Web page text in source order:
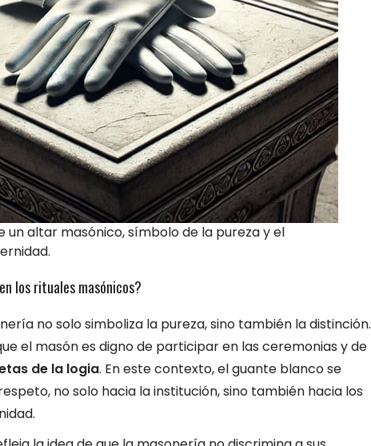
un altar masónico, símbolo de la pureza y el
los rituales masónicos?
no solo simboliza la pureza, sino también la distinción.
el masón es digno de participar en las ceremonias y de
de la logia. En este contexto, el guante blanco se
no solo hacia la institución, sino también hacia los